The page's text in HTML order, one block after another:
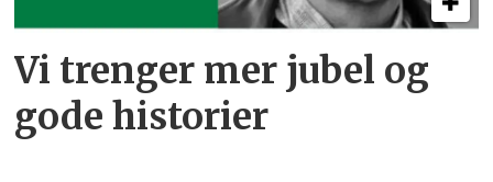
Vi trenger mer jubel og
gode historier